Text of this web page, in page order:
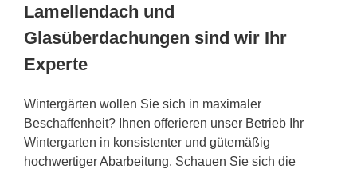
Lamellendach und
Glasüberdachungen sind wir Ihr
Experte
Wintergärten wollen Sie sich in maximaler
Beschaffenheit? Ihnen offerieren unser Betrieb Ihr
Wintergarten in konsistenter und gütemäßig
hochwertiger Abarbeitung. Schauen Sie sich die